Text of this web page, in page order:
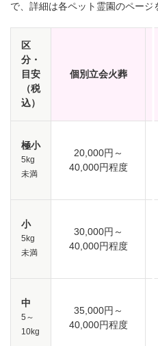
で、詳細は各ペット霊園のページ
区
分・
目安
（税
込）
個別立会火葬
極小
5kg
未満
20,000円～
40,000円程度
小
5kg
未満
30,000円～
40,000円程度
中
5～
10kg
35,000円～
40,000円程度